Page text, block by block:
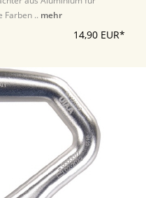
Farben .. mehr
14,90 EUR*